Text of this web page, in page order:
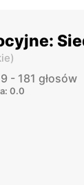
)
- 181 głosów
0.0